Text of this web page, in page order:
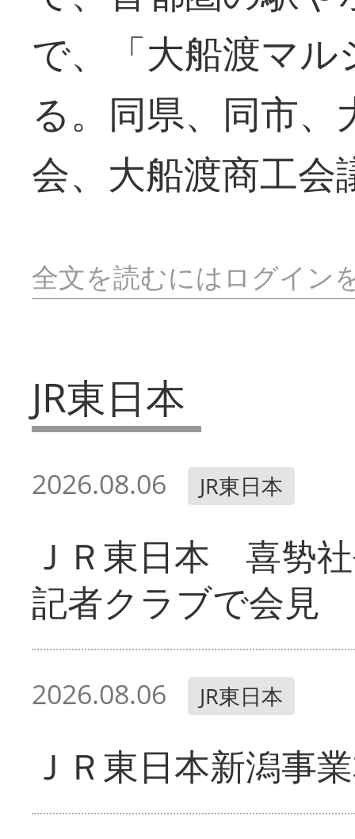
で、「大船渡マ
る。同県、同市
会、大船渡商工会
全文を読むにはログイン
JR東日本
2026.08.06 JR東日本
ＪＲ東日本 喜㔟
記者クラブで会見
2026.08.06 JR東日本
ＪＲ東日本新潟事